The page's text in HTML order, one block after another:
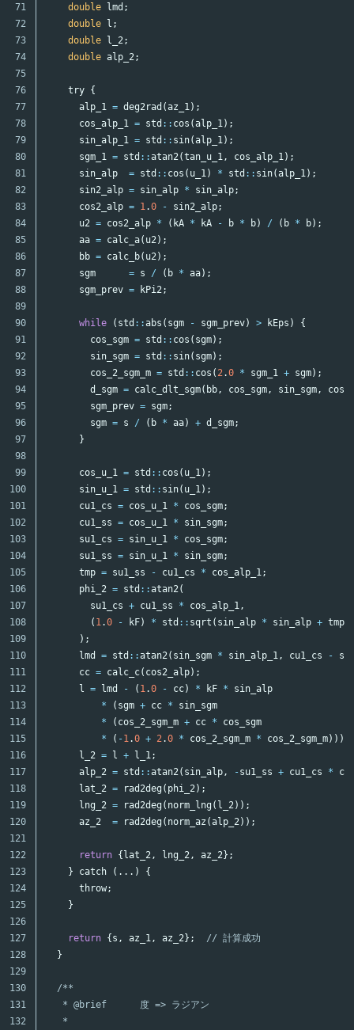
71
72
73
74
75
76
77
78
79
80
81
82
83
84
85
86
87
88
89
90
91
92
93
94
95
96
97
98
99
100
101
102
103
104
105
106
107
108
109
110
111
112
113
114
115
116
117
118
119
120
121
122
123
124
125
126
127
128
129
130
131
132
double lmd ;
double
l ;
double
l_2;
double alp_2;
try {
alp_1 = deg2rad (az_1);
cos_alp_1 = std :: cos (alp_1);
sin_alp_1 = std :: sin(alp_1);
sgm_1 = std ::atan2(tan_u_1, cos_alp_1);
sin_alp
= std :: cos ( u_1) * std :: sin(alp_1);
sin2_alp = sin_alp * sin_alp;
cos2_alp = 1.0 - sin2_alp;
u2 = cos2_alp * ( kA * kA - b * b) / ( b * b);
aa = calc_a( u2);
bb = calc_b( u2);
sgm
= s / ( b * aa);
sgm_prev = kPi2;
while ( std ::abs ( sgm - sgm_prev) > kEps )
{
cos_sgm = std :: cos ( sgm);
sin_sgm = std :: sin( sgm);
cos_2_sgm_m = std :: cos ( 2.0 * sgm_1 + sgm);
d_sgm = calc_dlt_sgm( bb, cos_sgm, sin_sgm,
sgm_prev = sgm;
sgm = s / ( b * aa) + d_sgm;
}
cos_u_1 = std :: cos ( u_1);
sin_u_1 = std :: sin( u_1);
cu1_cs = cos_u_1 * cos_sgm;
cu1_ss = cos_u_1 * sin_sgm;
su1_cs = sin_u_1 * cos_sgm;
su1_ss = sin_u_1 * sin_sgm;
tmp = su1_ss - cu1_cs * cos_alp_1;
phi_2 = std ::atan2(
su1_cs + cu1_ss * cos_alp_1,
( 1.0 - kF) * std :: sqrt ( sin_alp * sin_alp + tmp
);
lmd
= std ::atan2( sin_sgm * sin_alp_1, cu1_cs -
cc = calc_c( cos2_alp);
l = lmd - ( 1.0 - cc) * kF *
sin_alp
*
( sgm + cc *
sin_sgm
*
( cos_2_sgm_m + cc *
cos_sgm
*
( -1.0 + 2.0 * cos_2_sgm_m * cos_2_sgm_m)));
l_2 = l + l_1;
alp_2 = std ::atan2( sin_alp, -su1_ss + cu1_cs *
lat_2 = rad2deg ( phi_2);
lng_2 = rad2deg ( norm_lng ( l_2));
az_2
= rad2deg ( norm_az (alp_2));
return { lat_2, lng_2, az_2};
}
catch (...)
{
throw;
}
return { s , az_1, az_2};
// 計算成功
}
/**
   * @brief      度 => ラジアン
   *